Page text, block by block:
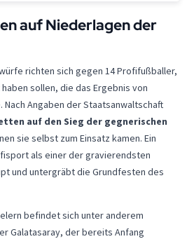
auf Niederlagen der
richten sich gegen 14 Profifußballer,
sollen, die das Ergebnis von
Angaben der Staatsanwaltschaft
auf den Sieg der gegnerischen
sie selbst zum Einsatz kamen. Ein
als einer der gravierendsten
und untergräbt die Grundfesten des
befindet sich unter anderem
Galatasaray, der bereits Anfang